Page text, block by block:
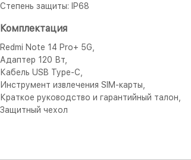
Степень защиты: IP68
Комплектация
Redmi Note 14 Pro+ 5G,
Адаптер 120 Вт,
Кабель USB Type-C,
Инструмент извлечения SIM-карты,
Краткое руководство и гарантийный талон,
Защитный чехол